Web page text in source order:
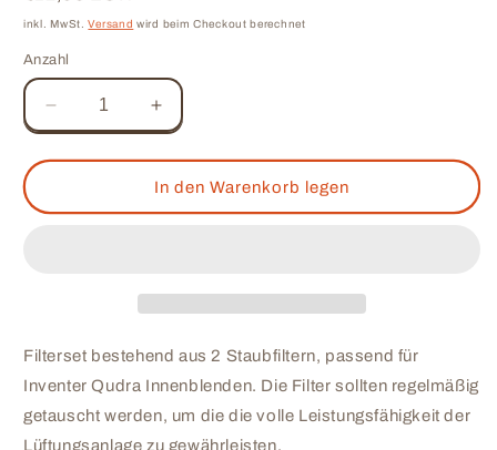
Preis
inkl. MwSt.Versand wird beim Checkout berechnet
Anzahl
Verringere
die
Menge
Staubfilter
1004-
Erhöhe
die
Menge
für
Staubfilter
Quadra
1004-
In den Warenkorb legen
Filterset bestehend aus 2 Staubfiltern, passend für
Inventer Qudra Innenblenden. Die Filter sollten regelmäßig
getauscht werden, um die die volle Leistungsfähigkeit der
Lüftungsanlage zu gewährleisten.